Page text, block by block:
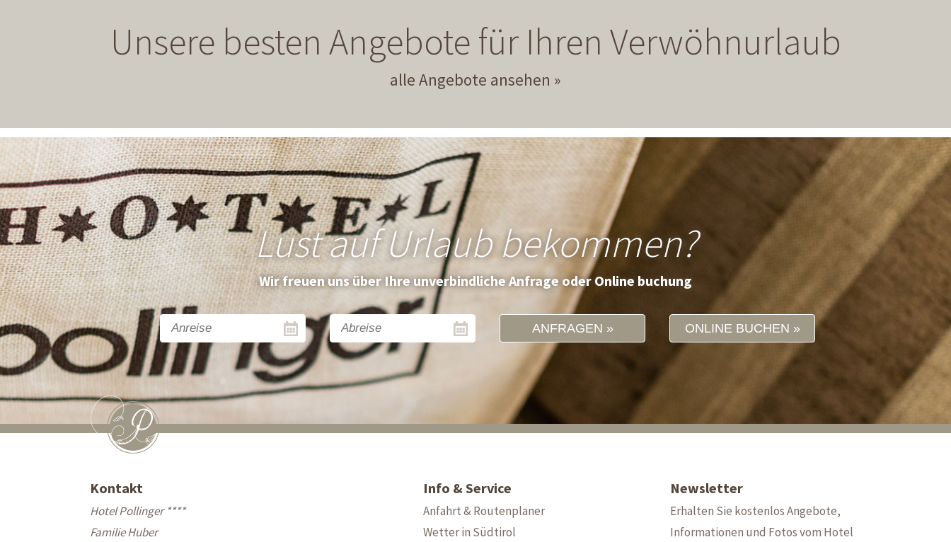
Unsere besten Angebote für Ihren Verwöhnurlaub
alle Angebote ansehen
Lust auf Urlaub bekommen?
Wir freuen uns über Ihre unverbindliche Anfrage oder Online buchung
ANFRAGEN ONLINE BUCHEN
Kontakt
Hotel Pollinger ****
Familie Huber
Info & Service
Anfahrt & Routenplaner
Wetter in Südtirol
Newsletter
Erhalten Sie kostenlos Angebote,
Informationen und Fotos vom Hotel